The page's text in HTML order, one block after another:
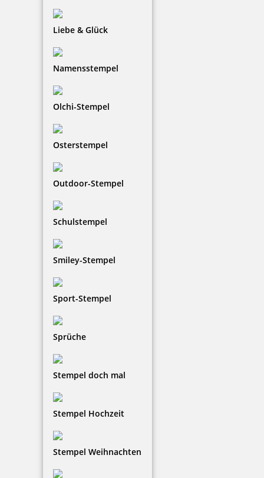
Liebe & Glück
Namensstempel
Olchi-Stempel
Osterstempel
Outdoor-Stempel
Schulstempel
Smiley-Stempel
Sport-Stempel
Sprüche
Stempel doch mal
Stempel Hochzeit
Stempel Weihnachten